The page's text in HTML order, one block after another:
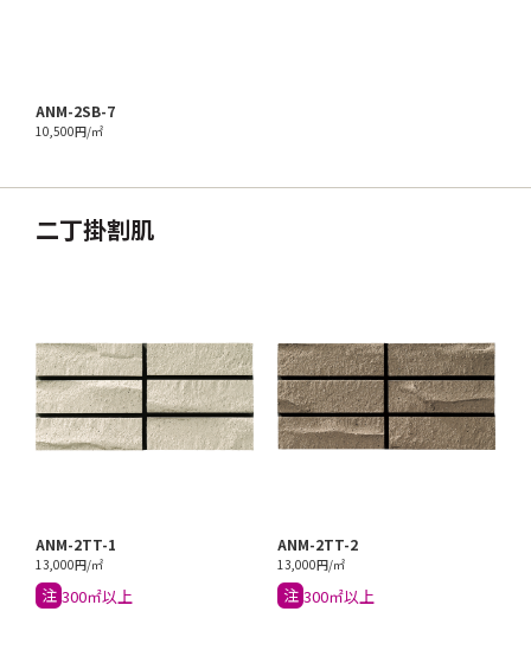
ANM-2SB-7
10,500円/㎡
二丁掛割肌
ANM-2TT-1
13,000円/㎡
注 300㎡以上
ANM-2TT-2
13,000円/㎡
注 300㎡以上